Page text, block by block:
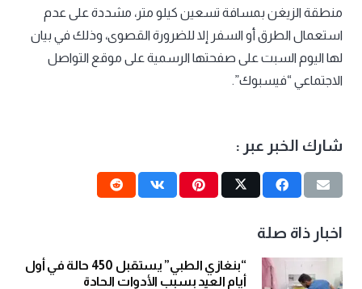
منطقة الزيغن بمسافة تسعين كيلو متر، مشددة على عدم
استعمال الطرق أو السفر إلا للضرورة القصوى، وذلك في بيان
لها اليوم السبت على صفحتها الرسمية على موقع التواصل
الاجتماعي “فيسبوك”.
شارك الخبر عبر :
اخبار ذاة صلة
“بنغازي الطبي” يستقبل 450 حالة في أول
أيام العيد بسبب الأدوات الحادة